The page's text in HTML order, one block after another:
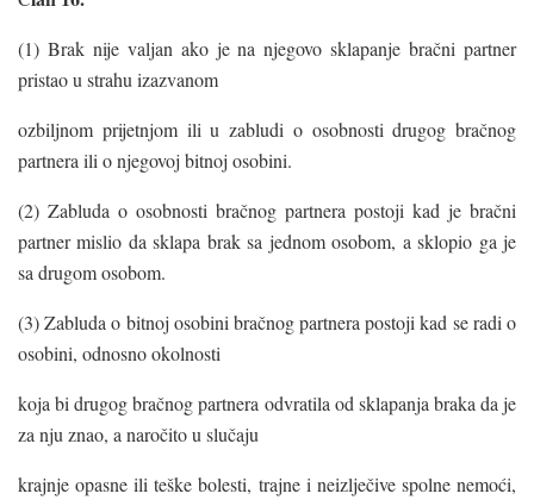
(1) Brak nije valjan ako je na njegovo sklapanje bračni partner
pristao u strahu izazvanom
ozbiljnom prijetnjom ili u zabludi o osobnosti drugog bračnog
partnera ili o njegovoj bitnoj osobini.
(2) Zabluda o osobnosti bračnog partnera postoji kad je bračni
partner mislio da sklapa brak sa jednom osobom, a sklopio ga je
sa drugom osobom.
(3) Zabluda o bitnoj osobini bračnog partnera postoji kad se radi o
osobini, odnosno okolnosti
koja bi drugog bračnog partnera odvratila od sklapanja braka da je
za nju znao, a naročito u slučaju
krajnje opasne ili teške bolesti, trajne i neizlječive spolne nemoći,